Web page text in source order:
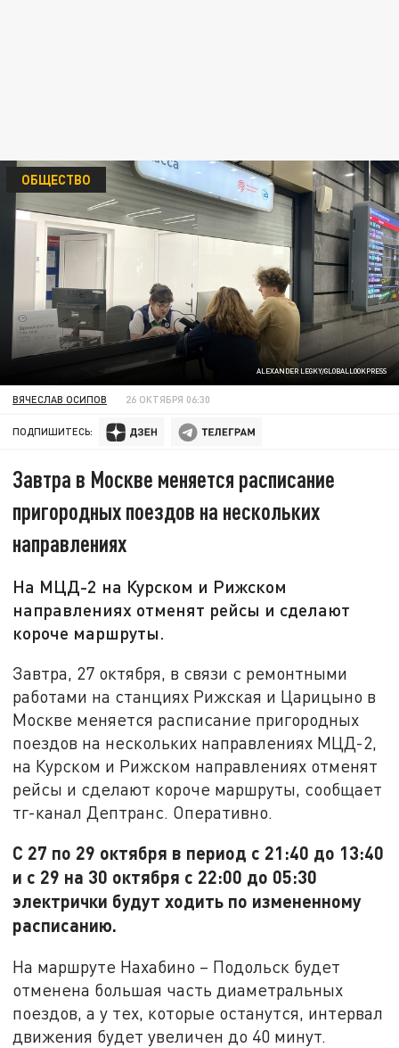
ALEXANDER LEGKY/GLOBALLOOKPRESS
ОБЩЕСТВО
ВЯЧЕСЛАВ ОСИПОВ 26 ОКТЯБРЯ 06:30
ПОДПИШИТЕСЬ:
Завтра в Москве меняется расписание
пригородных поездов на нескольких
направлениях
На МЦД-2 на Курском и Рижском
направлениях отменят рейсы и сделают
короче маршруты.
Завтра, 27 октября, в связи с ремонтными
работами на станциях Рижская и Царицыно в
Москве меняется расписание пригородных
поездов на нескольких направлениях МЦД-2,
на Курском и Рижском направлениях отменят
рейсы и сделают короче маршруты, сообщает
тг-канал Дептранс. Оперативно.
С 27 по 29 октября в период с 21:40 до 13:40
и с 29 на 30 октября с 22:00 до 05:30
электрички будут ходить по измененному
расписанию.
На маршруте Нахабино – Подольск будет
отменена большая часть диаметральных
поездов, а у тех, которые останутся, интервал
движения будет увеличен до 40 минут.